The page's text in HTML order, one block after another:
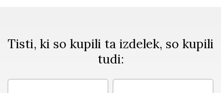
Tisti, ki so kupili ta izdelek, so kupili
tudi: